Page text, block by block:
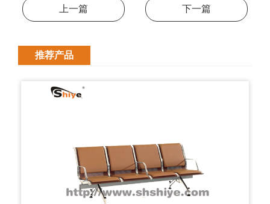
上一篇 下一篇
推荐产品